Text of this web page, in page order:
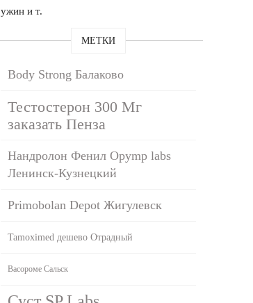
ужин и т.
МЕТКИ
Body Strong Балаково
Тестостерон 300 Мг
заказать Пенза
Нандролон Фенил Opymp labs
Ленинск-Кузнецкий
Primobolan Depot Жигулевск
Tamoximed дешево Отрадный
Васороме Сальск